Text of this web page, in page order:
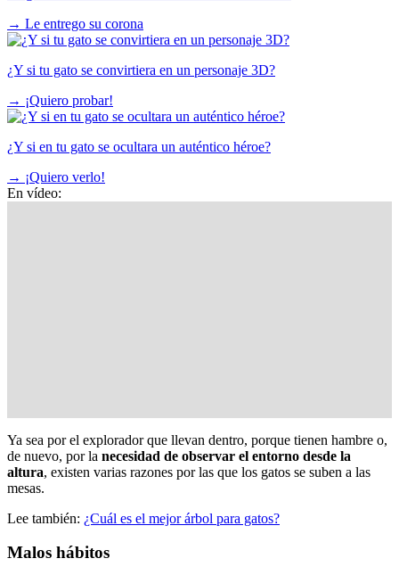
→ Le entrego su corona
¿Y si tu gato se convirtiera en un personaje 3D?
→ ¡Quiero probar!
¿Y si en tu gato se ocultara un auténtico héroe?
→ ¡Quiero verlo!
En vídeo:
Ya sea por el explorador que llevan dentro, porque tienen hambre o,
de nuevo, por la necesidad de observar el entorno desde la
altura, existen varias razones por las que los gatos se suben a las
mesas.
Lee también: ¿Cuál es el mejor árbol para gatos?
Malos hábitos